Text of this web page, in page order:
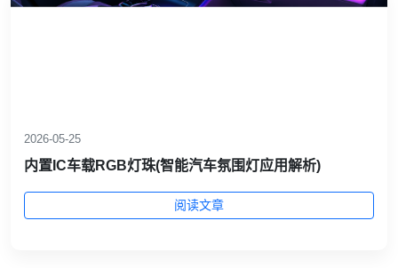
2026-05-25
内置IC车载RGB灯珠(智能汽车氛围灯应用解析)
阅读文章